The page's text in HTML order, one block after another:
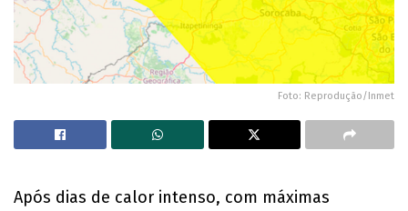
Foto: Reprodução/Inmet
Após dias de calor intenso, com máximas